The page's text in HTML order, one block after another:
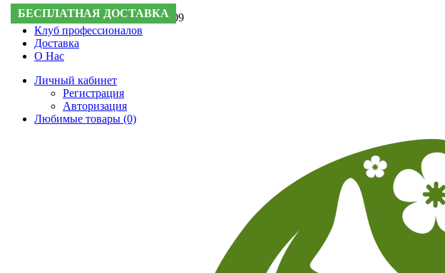
Поддержка: +7 (495) 505-50-09
Клуб профессионалов
Доставка
О Нас
Личный кабинет
Регистрация
Авторизация
Любимые товары (0)
БЕСПЛАТНАЯ ДОСТАВКА
БЕСПЛАТНАЯ ДОСТАВКА
БЕСПЛАТНАЯ ДОСТАВКА
БЕСПЛАТНАЯ ДОСТАВКА